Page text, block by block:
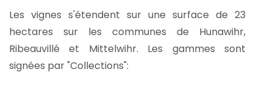
Les vignes s'étendent sur une surface de 23
hectares sur les communes de Hunawihr,
Ribeauvillé et Mittelwihr. Les gammes sont
signées par "Collections":